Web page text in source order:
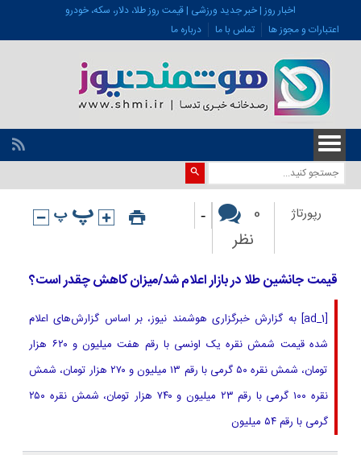
اخبار روز | خبر جدید ورزشی | قیمت روز طلا، دلار، سکه، خودرو
اعتبارات و مجوز ها
تماس با ما درباره ما
رپورتاژ
0
نظر
-
قیمت جانشین طلا در بازار اعلام شد/میزان کاهش چقدر است؟
[ad_1] به گزارش خبرگزاری هوشمند نیوز، بر اساس گزارش‌های اعلام
شده قیمت شمش نقره یک اونسی با رقم هفت میلیون و ۶۲۰ هزار
تومان، شمش نقره ۵۰ گرمی با رقم ۱۳ میلیون و ۲۷۰ هزار تومان، ‌شمش
نقره ۱۰۰ گرمی با رقم ۲۳ میلیون و ۷۴۰ هزار تومان، شمش نقره ۲۵۰
گرمی با رقم ۵۴ میلیون